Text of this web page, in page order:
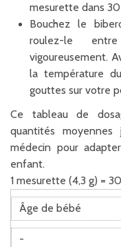
mesurette dans
Bouchez le
roulez-le
vigoureusement.
la température
gouttes sur votre
Ce tableau de
quantités moyennes
médecin pour
enfant.
1 mesurette (4,3 g) =
Âge de bébé
-